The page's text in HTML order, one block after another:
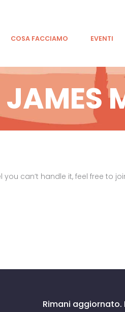
COSA FACCIAMO EVENTI
JAMES
COSA
EVENTI
GALLERY
you can’t handle it, feel free to
Rimani